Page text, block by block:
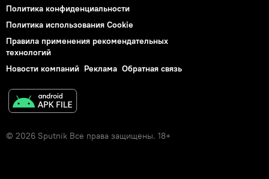
Политика конфиденциальности
Политика использования Cookie
Правила применения рекомендательных
технологий
Новости компаний Реклама Обратная связь
© 2026 Sputnik Все права защищены. 18+